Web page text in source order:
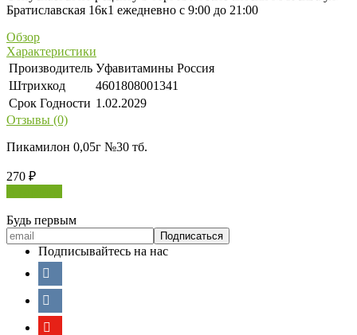
Братиславская 16к1 ежедневно с 9:00 до 21:00
Обзор
Характеристики
Производитель Уфавитамины Россия
Штрихкод
4601808001341
Срок Годности 1.02.2029
Отзывы (0)
Пикамилон 0,05г №30 тб.
270 ₽
Будь первым
Подписывайтесь на нас